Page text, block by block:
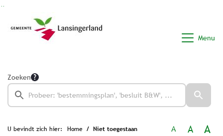
Menu
Zoeken
U bevindt zich hier: Home Niet toegestaan A A A